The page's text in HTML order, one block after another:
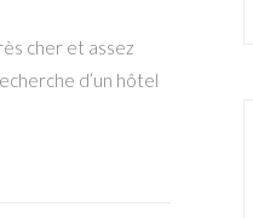
cher et assez
d’un hôtel